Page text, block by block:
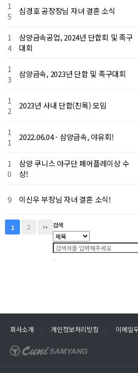
1
5
심경호 공장장님 자녀 결혼 소식
1
4
삼양금속공업, 2024년 단합회 및 족구
대회
1
3
삼양금속, 2023년 단합 및 족구대회
1
2
2023년 사내 단합(친목) 모임
1
1
2022.06.04 - 삼양금속, 야유회!
1
0
삼양 쿠니스 야구단 페어플레이상 수
상!
9 이신우 부장님 자녀 결혼 소식!
1 2 검색
회사소개 개인정보처리방침 이메일